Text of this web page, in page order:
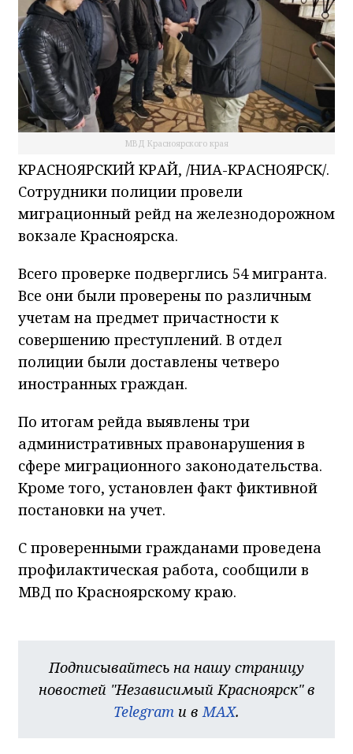
МВД Красноярского края
КРАСНОЯРСКИЙ КРАЙ, /НИА-КРАСНОЯРСК/.
Сотрудники полиции провели
миграционный рейд на железнодорожном
вокзале Красноярска.
Всего проверке подверглись 54 мигранта.
Все они были проверены по различным
учетам на предмет причастности к
совершению преступлений. В отдел
полиции были доставлены четверо
иностранных граждан.
По итогам рейда выявлены три
административных правонарушения в
сфере миграционного законодательства.
Кроме того, установлен факт фиктивной
постановки на учет.
С проверенными гражданами проведена
профилактическая работа, сообщили в
МВД по Красноярскому краю.
Подписывайтесь на нашу страницу
новостей "Независимый Красноярск" в
Telegram и в MAX.